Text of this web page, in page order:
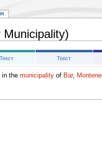
Municipality)
Текст Текст
in the municipalityof Bar,